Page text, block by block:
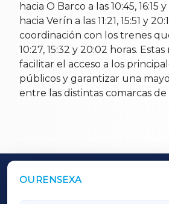
hacia O Barco a las 10:45, 16:15
hacia Verín a las 11:21, 15:51 y
coordinación con los trenes
10:27, 15:32 y 20:02 horas.
facilitar el acceso a los
públicos y garantizar una
entre las distintas comarcas de
OURENSEXA
OUTROS PERIÓDICOS